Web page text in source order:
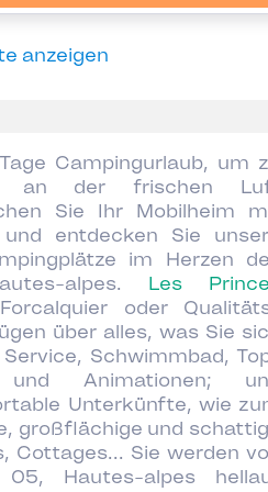
anzeigen
Campingurlaub, um
an der frischen
Sie Ihr Mobilheim
entdecken Sie
im Herzen
alpes. Les
oder
über alles, was Sie
Schwimmbad,
und Animationen;
Unterkünfte, wie
großflächige und
Cottages... Sie werden
Hautes-alpes